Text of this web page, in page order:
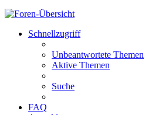
Schnellzugriff
Unbeantwortete Themen
Aktive Themen
Suche
FAQ